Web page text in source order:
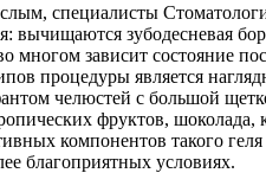
специалисты
вычищаются зубодесневая
многом зависит состояние
процедуры является
челюстей с большой
фруктов,
компонентов такого
благоприятных условиях.